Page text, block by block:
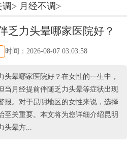
调> 月经不调>
乏力头晕哪家医院好？
时间：2026-08-07 03:03:58
头晕哪家医院好？在女性的一生中，
当月经提前伴随乏力头晕等症状出现
报。对于昆明地区的女性来说，选择
至关重要。本文将为您详细介绍昆明
头晕方...